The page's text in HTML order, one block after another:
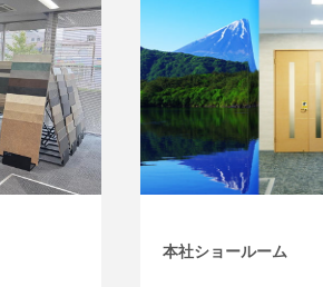
本社ショールーム